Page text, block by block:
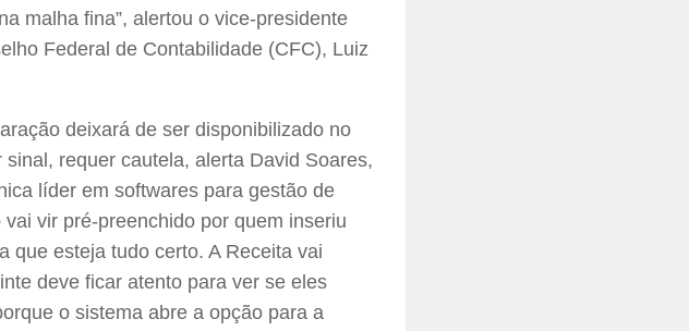
malha fina”, alertou o vice-presidente
Federal de Contabilidade (CFC), Luiz
deixará de ser disponibilizado no
requer cautela, alerta David Soares,
líder em softwares para gestão de
vir pré-preenchido por quem inseriu
que esteja tudo certo. A Receita vai
deve ficar atento para ver se eles
o sistema abre a opção para a